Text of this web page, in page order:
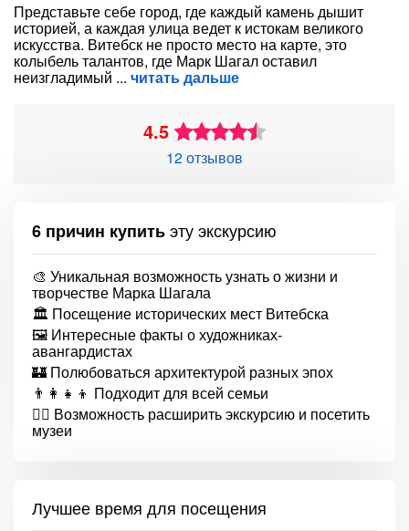
Представьте себе город, где каждый камень дышит
историей, а каждая улица ведет к истокам великого
искусства. Витебск не просто место на карте, это
колыбель талантов, где Марк Шагал оставил
неизгладимый читать дальше
4.5
12 отзывов
6 причин купитьэту экскурсию
🎨 Уникальная возможность узнать о жизни и
творчестве Марка Шагала
🏛 Посещение исторических мест Витебска
🖼 Интересные факты о художниках-
авангардистах
🏰 Полюбоваться архитектурой разных эпох
👨‍👩‍👧‍👦 Подходит для всей семьи
🕵️‍♂️ Возможность расширить экскурсию и посетить
музеи
Лучшее время для посещения